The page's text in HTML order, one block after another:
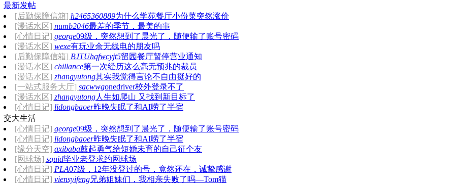
遵从内心
最新发帖
[后勤保障信箱] h2465360889为什么学苑餐厅小份菜突然涨价
[漫话水区] numb2046最差的季节，最美的事
[心情日记] george09级，突然想到了晨光了，随便输了账号密码
[漫话水区] wexe有玩业余无线电的朋友吗
[后勤保障信箱] BJTUhqfwcyjt5留园餐厅暂停营业通知
[漫话水区] chillance第一次经历这么毫无预兆的裁员
[漫话水区] zhangyutong其实我觉得言论不自由挺好的
[一站式服务大厅] sacwwgonedriver校外登录不了
[漫话水区] zhangyutong人生如爬山 又找到新目标了
[心情日记] lidongbaoer昨晚失眠了和AI唠了半宿
交大生活
[心情日记] george09级，突然想到了晨光了，随便输了账号密码
[心情日记] lidongbaoer昨晚失眠了和AI唠了半宿
[缘分天空] axibaba鼓起勇气给短婚未育的自己征个友
[网球场] squid毕业老登求约网球场
[心情日记] PLA07级，12年没登过的号，竟然还在，诚挚感谢
[心情日记] viensyifeng兄弟姐妹们，我相亲失败了吗—Tom猫